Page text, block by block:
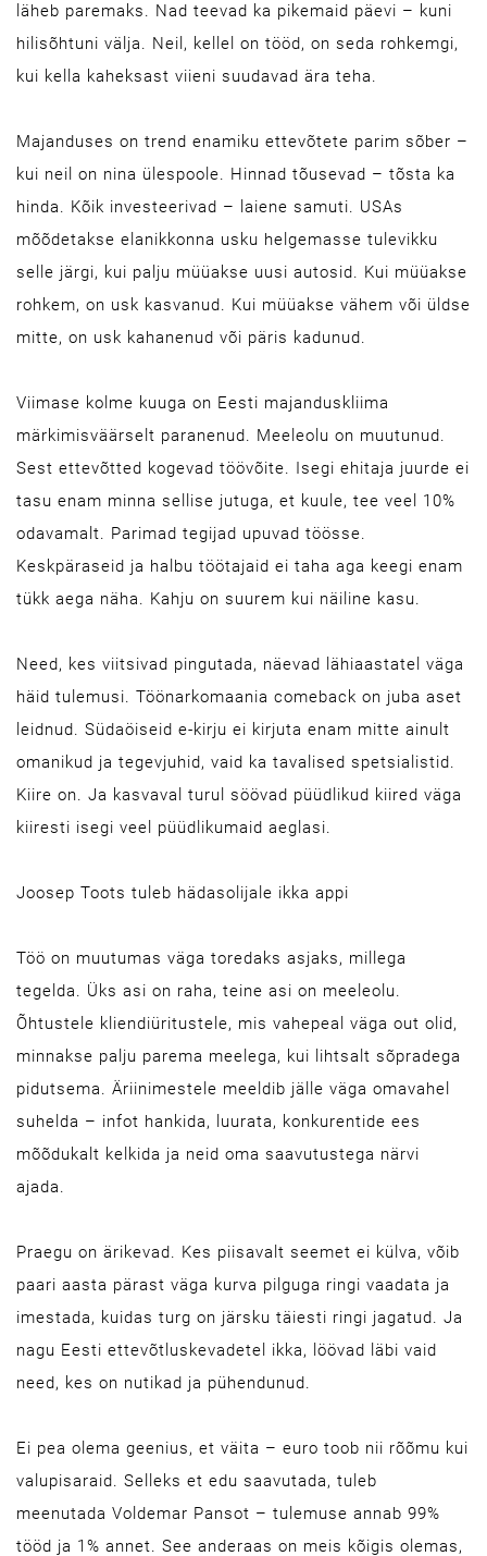
läheb paremaks. Nad teevad ka pikemaid päevi – kuni
hilisõhtuni välja. Neil, kellel on tööd, on seda rohkemgi,
kui kella kaheksast viieni suudavad ära teha.
Majanduses on trend enamiku ettevõtete parim sõber –
kui neil on nina ülespoole. Hinnad tõusevad – tõsta ka
hinda. Kõik investeerivad – laiene samuti. USAs
mõõdetakse elanikkonna usku helgemasse tulevikku
selle järgi, kui palju müüakse uusi autosid. Kui müüakse
rohkem, on usk kasvanud. Kui müüakse vähem või üldse
mitte, on usk kahanenud või päris kadunud.
Viimase kolme kuuga on Eesti majanduskliima
märkimisväärselt paranenud. Meeleolu on muutunud.
Sest ettevõtted kogevad töövõite. Isegi ehitaja juurde ei
tasu enam minna sellise jutuga, et kuule, tee veel 10%
odavamalt. Parimad tegijad upuvad töösse.
Keskpäraseid ja halbu töötajaid ei taha aga keegi enam
tükk aega näha. Kahju on suurem kui näiline kasu.
Need, kes viitsivad pingutada, näevad lähiaastatel väga
häid tulemusi. Töönarkomaania comeback on juba aset
leidnud. Südaöiseid e-kirju ei kirjuta enam mitte ainult
omanikud ja tegevjuhid, vaid ka tavalised spetsialistid.
Kiire on. Ja kasvaval turul söövad püüdlikud kiired väga
kiiresti isegi veel püüdlikumaid aeglasi.
Joosep Toots tuleb hädasolijale ikka appi
Töö on muutumas väga toredaks asjaks, millega
tegelda. Üks asi on raha, teine asi on meeleolu.
Õhtustele kliendiüritustele, mis vahepeal väga out olid,
minnakse palju parema meelega, kui lihtsalt sõpradega
pidutsema. Äriinimestele meeldib jälle väga omavahel
suhelda – infot hankida, luurata, konkurentide ees
mõõdukalt kelkida ja neid oma saavutustega närvi
ajada.
Praegu on ärikevad. Kes piisavalt seemet ei külva, võib
paari aasta pärast väga kurva pilguga ringi vaadata ja
imestada, kuidas turg on järsku täiesti ringi jagatud. Ja
nagu Eesti ettevõtluskevadetel ikka, löövad läbi vaid
need, kes on nutikad ja pühendunud.
Ei pea olema geenius, et väita – euro toob nii rõõmu kui
valupisaraid. Selleks et edu saavutada, tuleb
meenutada Voldemar Pansot – tulemuse annab 99%
tööd ja 1% annet. See anderaas on meis kõigis olemas,